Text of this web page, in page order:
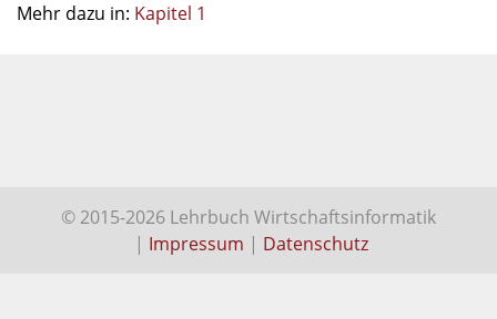
Mehr dazu in: Kapitel 1
© 2015-2026 Lehrbuch Wirtschaftsinformatik
| Impressum | Datenschutz